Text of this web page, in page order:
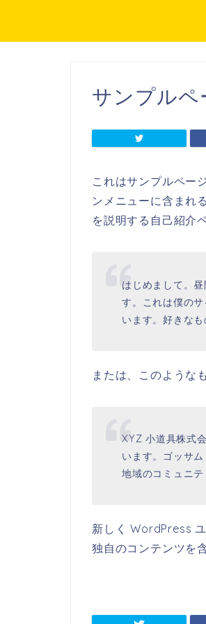
サンプルペ
これはサンプルペー
ンメニューに含まれ
を説明する自己紹介
はじめまして。
す。これは僕の
います。好きな
または、このような
XYZ 小道具株式
います。ゴッサ
地域のコミュニテ
新しく WordPress
独自のコンテンツを